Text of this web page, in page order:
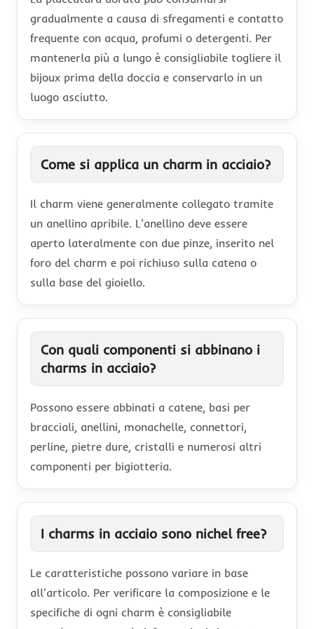
gradualmente a causa di sfregamenti e contatto
frequente con acqua, profumi o detergenti. Per
mantenerla più a lungo è consigliabile togliere il
bijoux prima della doccia e conservarlo in un
luogo asciutto.
Come si applica un charm in acciaio?
Il charm viene generalmente collegato tramite
un anellino apribile. L'anellino deve essere
aperto lateralmente con due pinze, inserito nel
foro del charm e poi richiuso sulla catena o
sulla base del gioiello.
Con quali componenti si abbinano i
charms in acciaio?
Possono essere abbinati a catene, basi per
bracciali, anellini, monachelle, connettori,
perline, pietre dure, cristalli e numerosi altri
componenti per bigiotteria.
I charms in acciaio sono nichel free?
Le caratteristiche possono variare in base
all'articolo. Per verificare la composizione e le
specifiche di ogni charm è consigliabile